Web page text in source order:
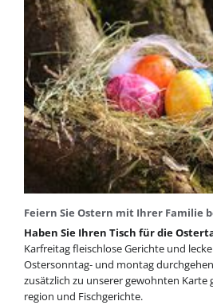
Feiern Sie Ostern mit Ihrer Familie
Haben Sie Ihren Tisch für die
Karfreitag fleischlose Gerichte und
Ostersonntag- und montag
zusätzlich zu unserer gewohnten Karte
region und Fischgerichte.